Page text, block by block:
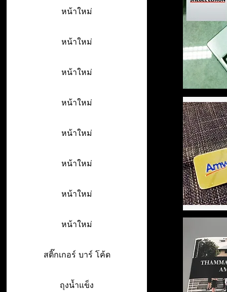
หน้าใหม่
หน้าใหม่
หน้าใหม่
หน้าใหม่
หน้าใหม่
หน้าใหม่
หน้าใหม่
หน้าใหม่
สติ๊กเกอร์ บาร์ โค้ด
ถุงน้ำแข็ง